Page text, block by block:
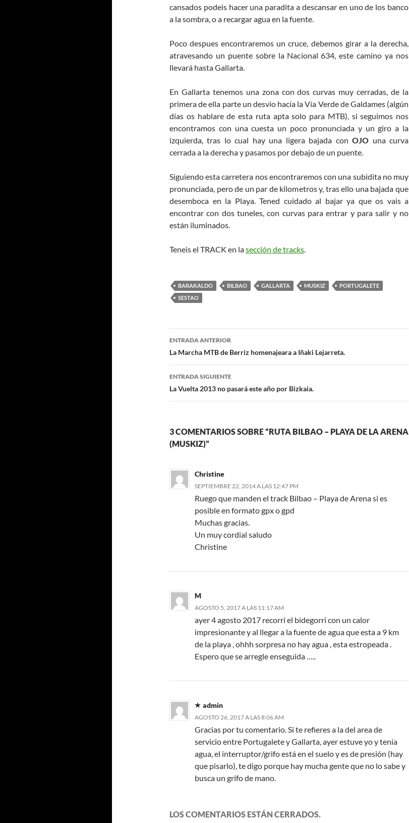
cansados podeis hacer una paradita a descansar en uno de los banco
a la sombra, o a recargar agua en la fuente.
Poco despues encontraremos un cruce, debemos girar a la derecha,
atravesando un puente sobre la Nacional 634, este camino ya nos
llevará hasta Gallarta.
En Gallarta tenemos una zona con dos curvas muy cerradas, de la
primera de ella parte un desvio hacía la Vía Verde de Galdames (algún
días os hablare de esta ruta apta solo para MTB), si seguimos nos
encontramos con una cuesta un poco pronunciada y un giro a la
izquierda, tras lo cual hay una ligera bajada conOJO una curva
cerrada a la derecha y pasamos por debajo de un puente.
Siguiendo esta carretera nos encontraremos con una subidita no muy
pronunciada, pero de un par de kilometros y, tras ello una bajada que
desemboca en la Playa. Tened cuidado al bajar ya que os vais a
encontrar con dos tuneles, con curvas para entrar y para salir y no
están iluminados.
Teneis el TRACK en lasección de tracks.
BARAKALDO BILBAO GALLARTA MUSKIZ
PORTUGALETE
SESTAO
Navegación
de
entradas
ENTRADA ANTERIOR
La Marcha MTB de Berriz homenajeara a Iñaki Lejarreta.
ENTRADA SIGUIENTE
La Vuelta 2013 no pasará este año por Bizkaia.
3 COMENTARIOS SOBRE “RUTA BILBAO – PLAYA DE LA ARENA
(MUSKIZ)”
Christine
SEPTIEMBRE 22, 2014 A LAS 12:47 PM
Ruego que manden el track Bilbao – Playa de Arena si es
posible en formato gpx o gpd
Muchas gracias.
Un muy cordial saludo
Christine
M
AGOSTO 5, 2017 A LAS 11:17 AM
ayer 4 agosto 2017 recorri el bidegorri con un calor
impresionante y al llegar a la fuente de agua que esta a 9 km
de la playa , ohhh sorpresa no hay agua , esta estropeada .
Espero que se arregle enseguida …..
admin
AGOSTO 26, 2017 A LAS 8:06 AM
Gracias por tu comentario. Si te refieres a la del area de
servicio entre Portugalete y Gallarta, ayer estuve yo y tenía
agua, el interruptor/grifo está en el suelo y es de presión (hay
que pisarlo), te digo porque hay mucha gente que no lo sabe y
busca un grifo de mano.
LOS COMENTARIOS ESTÁN CERRADOS.